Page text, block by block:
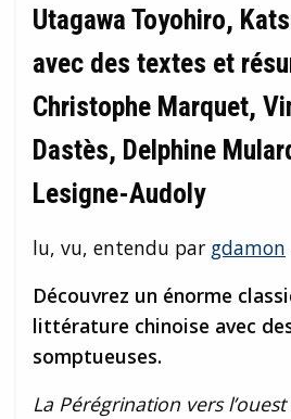
Utagawa Toyohiro,
avec des textes et
Christophe Marquet,
Dastès, Delphine
Lesigne-Audoly
lu, vu, entendu par gdamon
Découvrez un énorme
littérature chinoise avec
somptueuses.
La Pérégrination vers l’ouest